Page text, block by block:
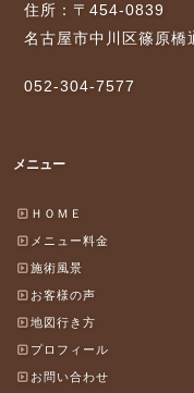
住所：〒454-0839
名古屋市中川区篠原橋
052-304-7577
メニュー
ＨＯＭＥ
メニュー料金
施術風景
お客様の声
地図行き方
プロフィール
お問い合わせ